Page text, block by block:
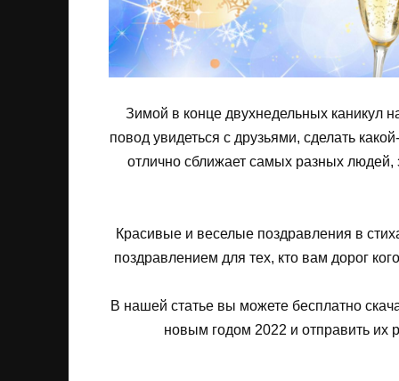
Зимой в конце двухнедельных каникул
повод увидеться с друзьями, сделать
отлично сближает самых разных
Красивые и веселые поздравления в
поздравлением для тех, кто вам дорог
В нашей статье вы можете бесплатно
новым годом 2022 и отправить